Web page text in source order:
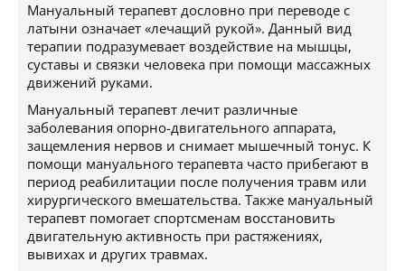
Мануальный терапевт дословно при переводе с
латыни означает «лечащий рукой». Данный вид
терапии подразумевает воздействие на мышцы,
суставы и связки человека при помощи массажных
движений руками.
Мануальный терапевт лечит различные
заболевания опорно-двигательного аппарата,
защемления нервов и снимает мышечный тонус. К
помощи мануального терапевта часто прибегают в
период реабилитации после получения травм или
хирургического вмешательства. Также мануальный
терапевт помогает спортсменам восстановить
двигательную активность при растяжениях,
вывихах и других травмах.